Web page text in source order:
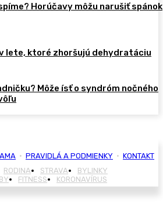
Horúčavy môžu narušiť spánok
lete, ktoré zhoršujú dehydratáciu
Môže ísť o syndróm nočného
• PRAVIDLÁ A PODMIENKY • KONTAKT
RODINA STRAVA
BYLINKY
FITNESS KORONAVÍRUS